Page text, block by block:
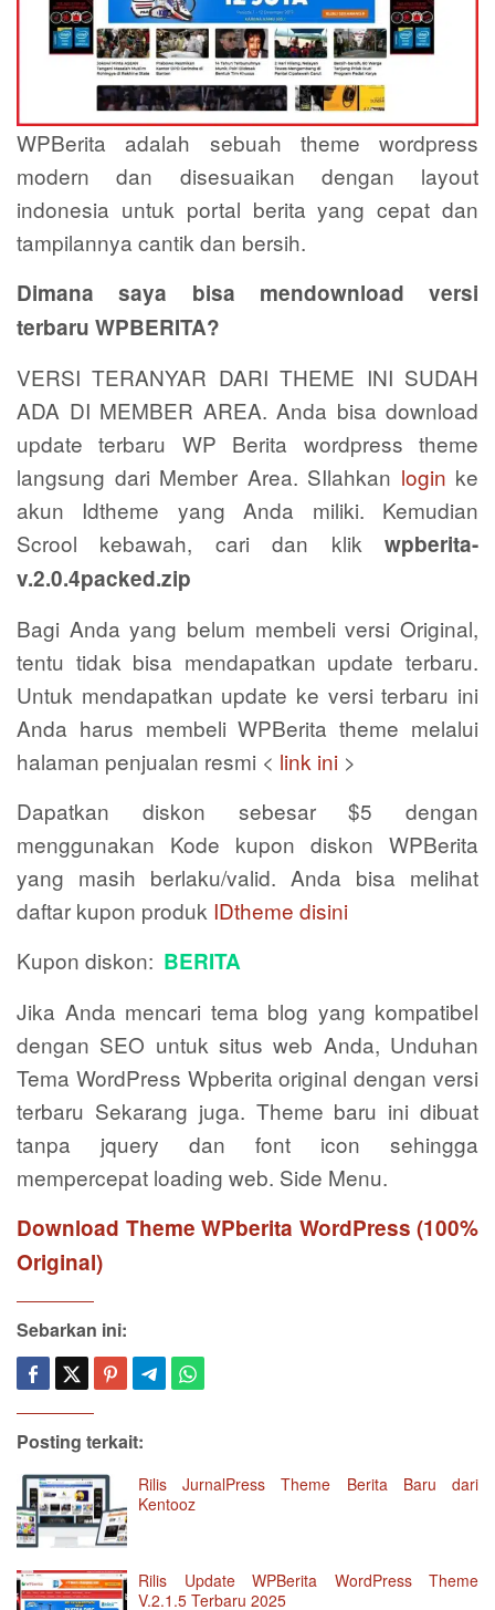
WPBerita adalah sebuah theme wordpress
modern dan disesuaikan dengan layout
indonesia untuk portal berita yang cepat dan
tampilannya cantik dan bersih.
Dimana saya bisa mendownload versi
terbaru WPBERITA?
VERSI TERANYAR DARI THEME INI SUDAH
ADA DI MEMBER AREA. Anda bisa download
update terbaru WP Berita wordpress theme
langsung dari Member Area. SIlahkan login ke
akun Idtheme yang Anda miliki. Kemudian
Scrool kebawah, cari dan klik wpberita-
v.2.0.4packed.zip
Bagi Anda yang belum membeli versi Original,
tentu tidak bisa mendapatkan update terbaru.
Untuk mendapatkan update ke versi terbaru ini
Anda harus membeli WPBerita theme melalui
halaman penjualan resmi < link ini >
Dapatkan diskon sebesar $5 dengan
menggunakan Kode kupon diskon WPBerita
yang masih berlaku/valid. Anda bisa melihat
daftar kupon produk IDtheme disini
Kupon diskon: BERITA
Jika Anda mencari tema blog yang kompatibel
dengan SEO untuk situs web Anda, Unduhan
Tema WordPress Wpberita original dengan versi
terbaru Sekarang juga. Theme baru ini dibuat
tanpa jquery dan font icon sehingga
mempercepat loading web. Side Menu.
Download Theme WPberita WordPress (100%
Original)
Sebarkan ini:
Posting terkait:
Rilis JurnalPress Theme Berita Baru dari
Kentooz
Rilis Update WPBerita WordPress Theme
V.2.1.5 Terbaru 2025